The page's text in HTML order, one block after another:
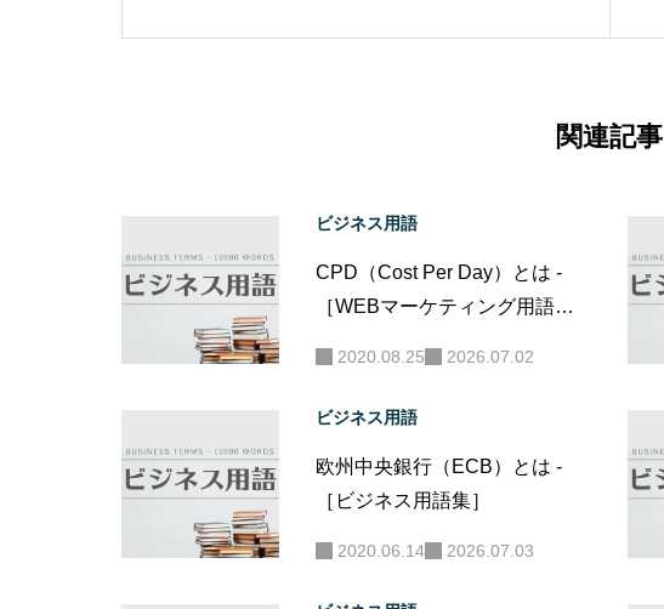
関連記事
ビジネス用語
CPD（Cost Per Day）とは -
［WEBマーケティング用語
2020.08.25 2026.07.02
ビジネス用語
欧州中央銀行（ECB）とは -
［ビジネス用語集］
2020.06.14 2026.07.03